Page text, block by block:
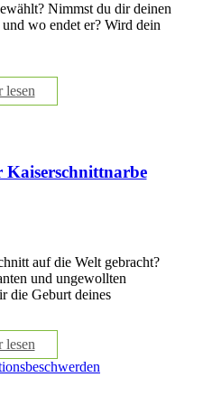
Nimmst du dir deinen
wo endet er? Wird dein
lesen
Kaiserschnittnarbe
auf die Welt gebracht?
und ungewollten
die Geburt deines
lesen